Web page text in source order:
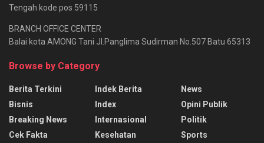
Tengah kode pos 59115
BRANCH OFFICE CENTER
Balai kota AMONG Tani Jl.Panglima Sudirman No.507 Batu 65313
Browse by Category
Berita Terkini
Bisnis
Breaking News
Cek Fakta
Indek Berita
Index
Internasional
Kesehatan
News
Opini Publik
Politik
Sports